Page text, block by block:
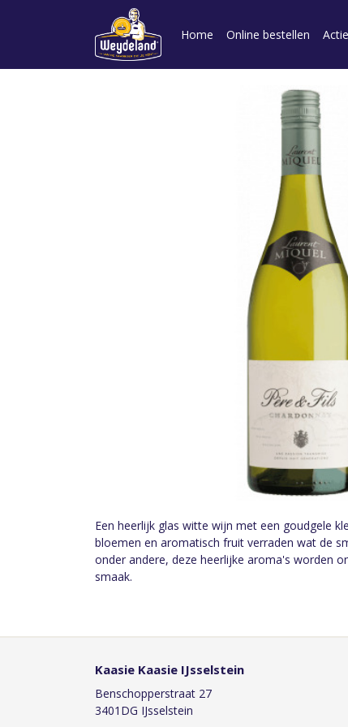
Home Online bestellen
Een heerlijk glas witte wijn met een goudgele
bloemen en aromatisch fruit verraden wat de
onder andere, deze heerlijke aroma's worden
smaak.
Kaasie Kaasie IJsselstein
Benschopperstraat 27
3401DG IJsselstein